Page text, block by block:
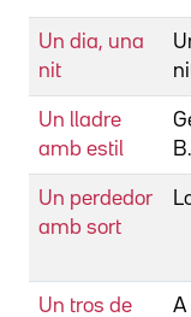
Un dia, una
nit
Un lladre
amb estil
B.
Un perdedor
amb sort
Un tros de
A